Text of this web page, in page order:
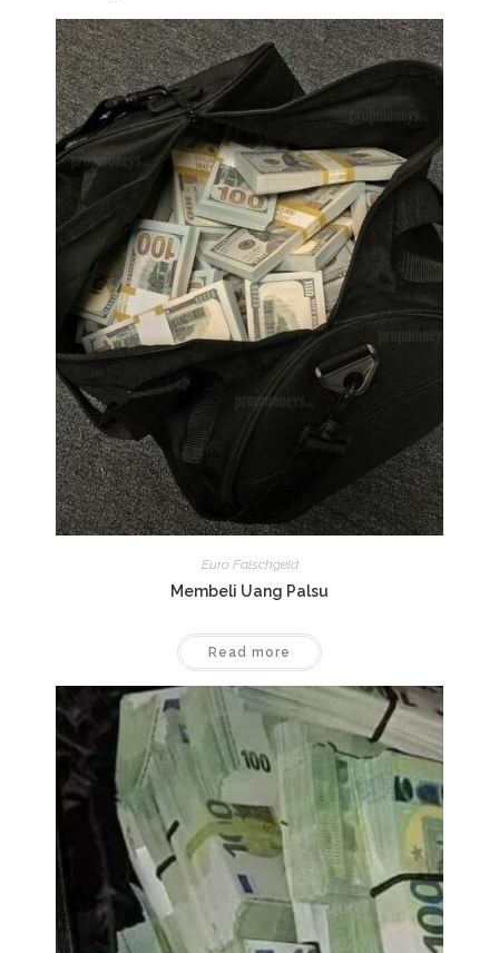
Euro Falschgeld
Membeli Uang Palsu
Read more